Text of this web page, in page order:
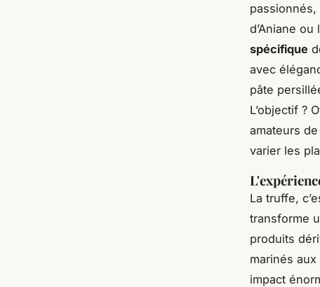
d’Aniane
spécifique
avec
pâte
L’objectif ?
amateurs
varier les
La truffe,
transforme
produits
marinés
impact